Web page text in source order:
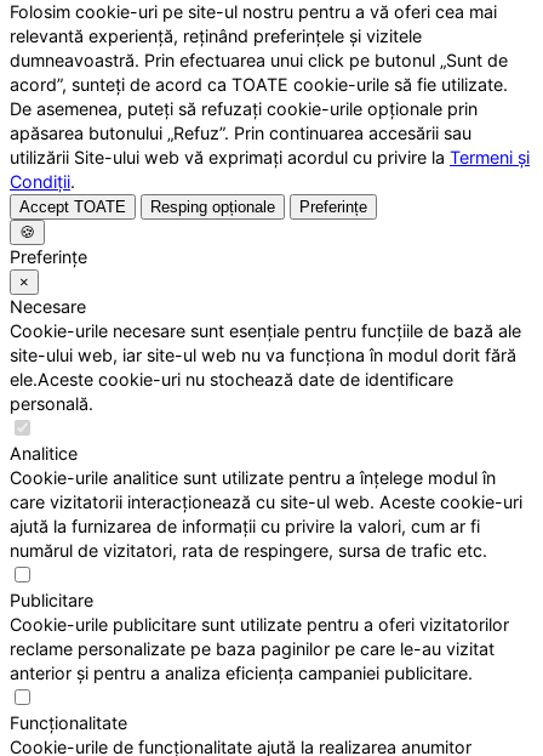
Folosim cookie-uri pe site-ul nostru pentru a vă oferi cea mai
relevantă experiență, reținând preferințele și vizitele
dumneavoastră. Prin efectuarea unui click pe butonul „Sunt de
acord”, sunteți de acord ca TOATE cookie-urile să fie utilizate.
De asemenea, puteți să refuzați cookie-urile opționale prin
apăsarea butonului „Refuz”. Prin continuarea accesării sau
utilizării Site-ului web vă exprimați acordul cu privire la Termeni și
Condiții.
Accept TOATE Resping opționale
Preferințe
🍪
Preferințe
×
Necesare
Cookie-urile necesare sunt esențiale pentru funcțiile de bază ale
site-ului web, iar site-ul web nu va funcționa în modul dorit fără
ele.Aceste cookie-uri nu stochează date de identificare
personală.
Analitice
Cookie-urile analitice sunt utilizate pentru a înțelege modul în
care vizitatorii interacționează cu site-ul web. Aceste cookie-uri
ajută la furnizarea de informații cu privire la valori, cum ar fi
numărul de vizitatori, rata de respingere, sursa de trafic etc.
Publicitare
Cookie-urile publicitare sunt utilizate pentru a oferi vizitatorilor
reclame personalizate pe baza paginilor pe care le-au vizitat
anterior și pentru a analiza eficiența campaniei publicitare.
Funcționalitate
Cookie-urile de funcționalitate ajută la realizarea anumitor